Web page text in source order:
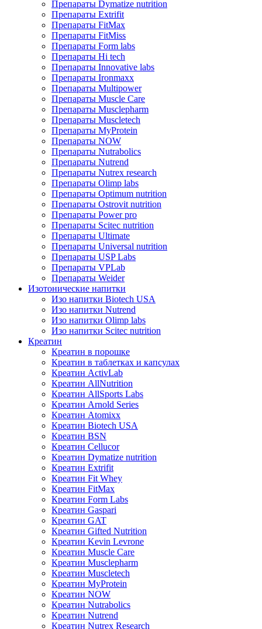
Препараты Dymatize nutrition
Препараты Extrifit
Препараты FitMax
Препараты FitMiss
Препараты Form labs
Препараты Hi tech
Препараты Innovative labs
Препараты Ironmaxx
Препараты Multipower
Препараты Muscle Care
Препараты Musclepharm
Препараты Muscletech
Препараты MyProtein
Препараты NOW
Препараты Nutrabolics
Препараты Nutrend
Препараты Nutrex research
Препараты Olimp labs
Препараты Optimum nutrition
Препараты Ostrovit nutrition
Препараты Power pro
Препараты Scitec nutrition
Препараты Ultimate
Препараты Universal nutrition
Препараты USP Labs
Препараты VPLab
Препараты Weider
Изотонические напитки
Изо напитки Biotech USA
Изо напитки Nutrend
Изо напитки Olimp labs
Изо напитки Scitec nutrition
Креатин
Креатин в порошке
Креатин в таблетках и капсулах
Креатин ActivLab
Креатин AllNutrition
Креатин AllSports Labs
Креатин Arnold Series
Креатин Atomixx
Креатин Biotech USA
Креатин BSN
Креатин Cellucor
Креатин Dymatize nutrition
Креатин Extrifit
Креатин Fit Whey
Креатин FitMax
Креатин Form Labs
Креатин Gaspari
Креатин GAT
Креатин Gifted Nutrition
Креатин Kevin Levrone
Креатин Muscle Care
Креатин Musclepharm
Креатин Muscletech
Креатин MyProtein
Креатин NOW
Креатин Nutrabolics
Креатин Nutrend
Креатин Nutrex Research